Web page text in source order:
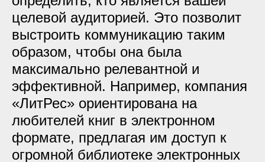
целевой аудиторией. Это позволит
выстроить коммуникацию таким
образом, чтобы она была
максимально релевантной и
эффективной. Например, компания
«ЛитРес» ориентирована на
любителей книг в электронном
формате, предлагая им доступ к
огромной библиотеке электронных